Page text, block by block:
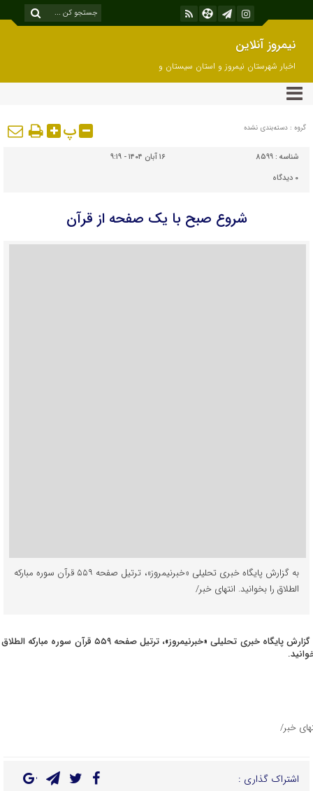
نیمروز آنلاین
اخبار شهرستان نیمروز و استان سیستان و
بلوچستان
گروه : دسته‌بندی نشده پ
شناسه : 8599
۱۶ آبان ۱۴۰۴ - ۹:۱۹
۰ دیدگاه
شروع صبح با یک صفحه از قرآن
به گزارش پایگاه خبری تحلیلی «خبرنیمروز»، ترتیل صفحه ۵۵۹ قرآن سوره مبارکه
الطلاق را بخوانید. انتهای خبر/
به گزارش پایگاه خبری تحلیلی «خبرنیمروز»، ترتیل صفحه ۵۵۹ قرآن سوره مبارکه
خبر/
اشتراک گذاری :